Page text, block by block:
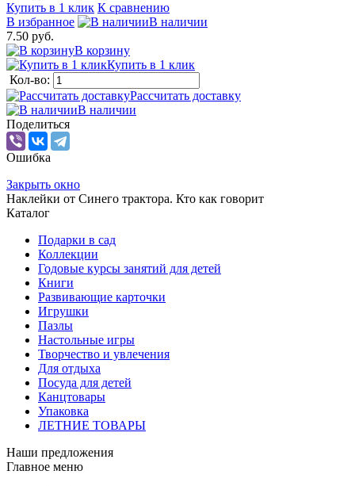
Купить в 1 клик К сравнению
В избранное
В наличии
7.50 руб.
В корзину
Купить в 1 клик
Кол-во:
Рассчитать доставку
В наличии
Поделиться
Ошибка
Закрыть окно
Наклейки от Синего трактора. Кто как говорит
Каталог
Подарки в сад
Коллекции
Годовые курсы занятий для детей
Книги
Развивающие карточки
Игрушки
Пазлы
Настольные игры
Творчество и увлечения
Для отдыха
Посуда для детей
Канцтовары
Упаковка
ЛЕТНИЕ ТОВАРЫ
Наши предложения
Главное меню